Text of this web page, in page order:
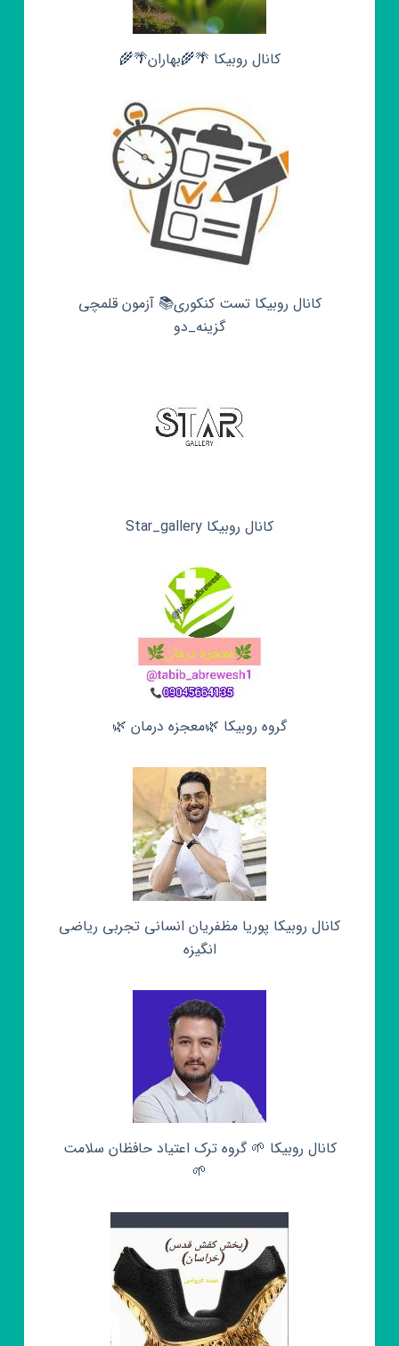
کانال روبیکا 🌴🌾بهاران🌴🌾
کانال روبیکا تست کنکوری📚 آزمون قلمچی‌‌
گزینه_دو
کانال روبیکا Star_gallery
گروه روبیکا 🌿معجزه درمان 🌿
کانال روبیکا پوریا مظفریان انسانی تجربی ریاضی
انگیزه
کانال روبیکا 🌱 گروه ترک اعتیاد حافظان سلامت
🌱